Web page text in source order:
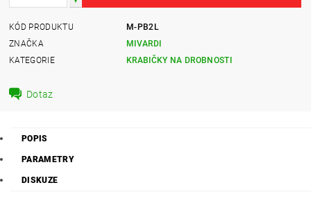
KÓD PRODUKTU
M-PB2L
ZNAČKA
MIVARDI
KATEGORIE
KRABIČKY NA DROBNOSTI
Dotaz
POPIS
PARAMETRY
DISKUZE